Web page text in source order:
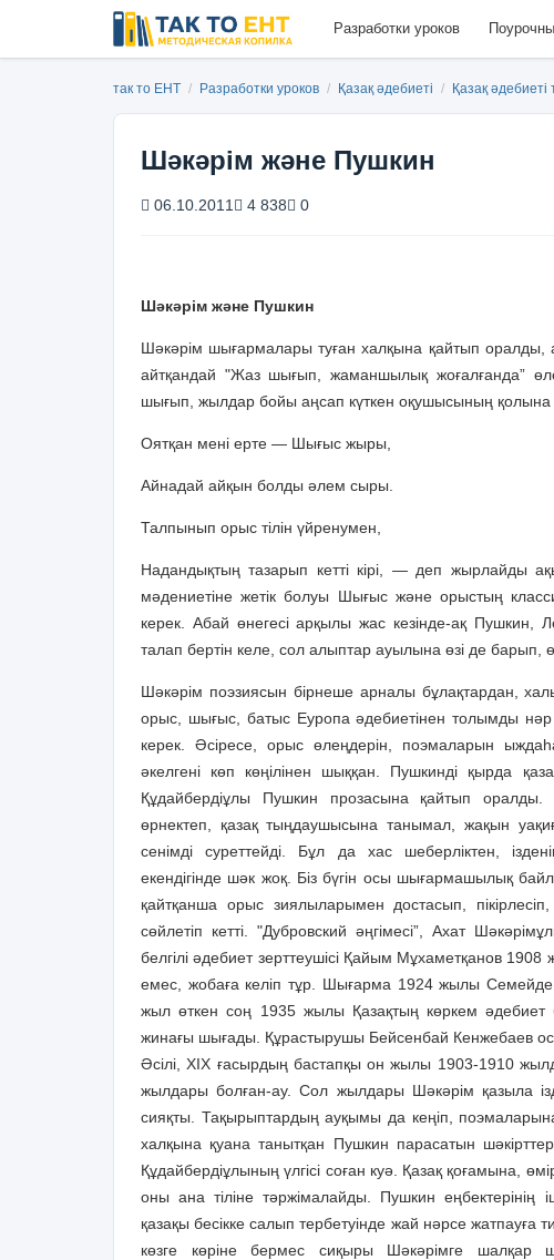
Разработки уроков
так то ЕНТ / Разработки уроков / Қазақ әдебиеті / Қазақ әдебиеті
Шәкәрім және Пушкин
06.10.2011 4 838 0
Шәкәрім және Пушкин
Шәкәрім шығармалары туған халқына қайтып
айтқандай "Жаз шығып, жаманшылық жоғалғанда”
шығып, жылдар бойы аңсап күткен оқушысының қолына
Оятқан мені ерте — Шығыс жыры,
Айнадай айқын болды әлем сыры.
Талпынып орыс тілін үйренумен,
Надандықтың тазарып кетті кірі, — деп жырлайды
мәдениетіне жетік болуы Шығыс және орыстың
керек. Абай өнегесі арқылы жас кезінде-ақ Пушкин,
талап бертін келе, сол алыптар ауылына өзі де барып,
Шәкәрім поэзиясын бірнеше арналы бұлақтардан,
орыс, шығыс, батыс Еуропа әдебиетінен толымды нәр
керек. Әсіресе, орыс өлеңдерін, поэма­ларын
әкелгені көп көңілінен шыққан. Пушкинді қырда
Құдайбердіұлы Пушкин прозасына қайтып
өрнектеп, қазақ тыңдаушысына танымал, жақын
сенімді суреттейді. Бұл да хас шеберлік­тен,
екендігінде шәк жоқ. Біз бүгін осы шығармашылық
қайтқанша орыс зиялыларымен достасып,
сөйлетіп кетті. "Дубровский әңгімесі”, Ахат
белгілі әдебиет зерттеушісі Қайым Мұхаметқанов
емес, жобаға келіп тұр. Шығарма 1924 жылы
жыл өткен соң 1935 жылы Қазақтың көркем
жинағы шығады. Құрастырушы Бейсенбай Кенжебаев осы
Әсілі, XІX ғасырдың бастапқы он жылы 1903-1910
жылдары болған-ау. Сол жылдары Шәкәрім қазыла
сияқты. Тақырыптардың ауқымы да кеңіп,
халқына қуана танытқан Пушкин парасатын
Құдайбердіұлының үлгісі соған куә. Қазақ қоғамына,
оны ана тіліне тәржімалайды. Пушкин еңбектерінің
қазақы бесікке салып тербетуінде жай нәрсе
көзге көріне бермес сиқыры Шәкәрімге шалқар